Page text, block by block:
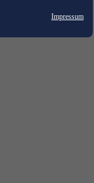
Impressum